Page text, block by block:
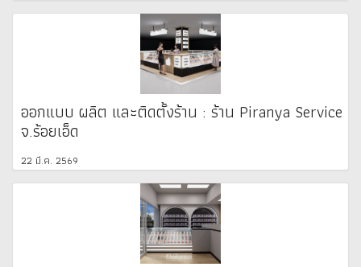
ออกแบบ ผลิต และติดตั้งร้าน : ร้าน Piranya Service
จ.ร้อยเอ็ด
22 มี.ค. 2569